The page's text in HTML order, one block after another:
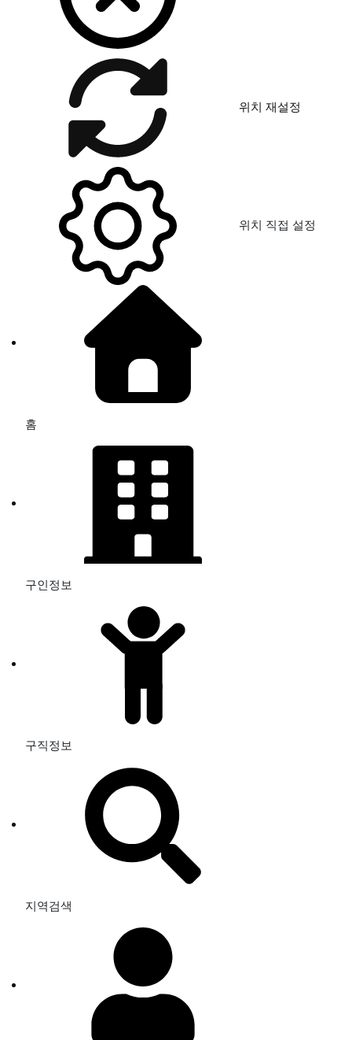
위치 재설정
위치 직접 설정
홈
구인정보
구직정보
지역검색